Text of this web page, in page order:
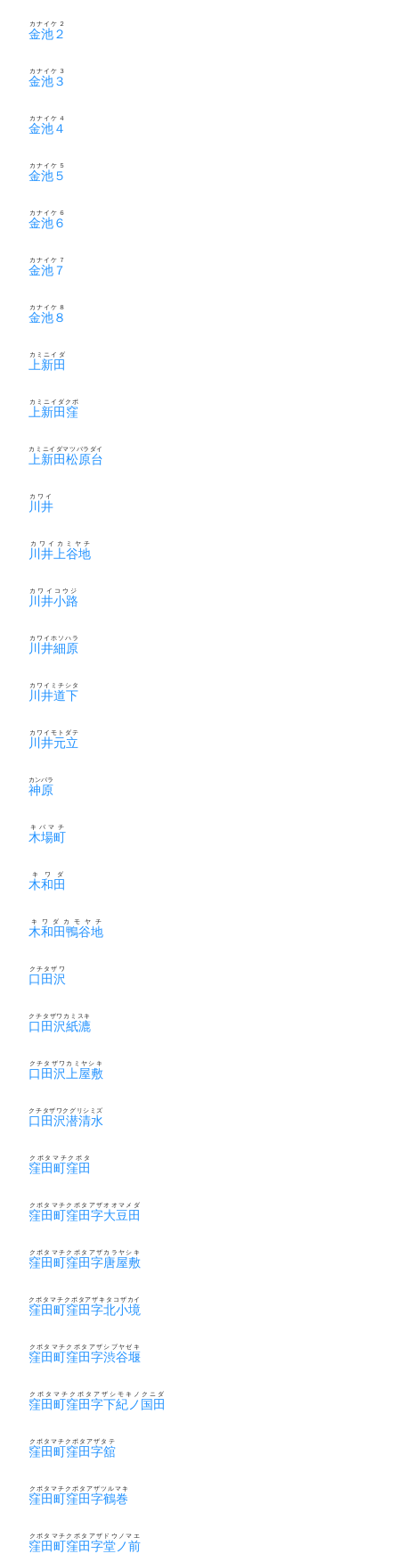
金池２
カナイケ２
金池３
カナイケ３
金池４
カナイケ４
金池５
カナイケ５
金池６
カナイケ６
金池７
カナイケ７
金池８
カナイケ８
上新田
カミニイダ
上新田窪
カミニイダクボ
上新田松原台
カミニイダマツバラダイ
川井
カワイ
川井上谷地
カワイカミヤチ
川井小路
カワイコウジ
川井細原
カワイホソハラ
川井道下
カワイミチシタ
川井元立
カワイモトダテ
神原
カンバラ
木場町
キバマチ
木和田
キワダ
木和田鴨谷地
キワダカモヤチ
口田沢
クチタザワ
口田沢紙漉
クチタザワカミスキ
口田沢上屋敷
クチタザワカミヤシキ
口田沢潜清水
クチタザワクグリシミズ
窪田町窪田
クボタマチクボタ
窪田町窪田字大豆田
クボタマチクボタアザオオマメダ
窪田町窪田字唐屋敷
クボタマチクボタアザカラヤシキ
窪田町窪田字北小境
クボタマチクボタアザキタコザカイ
窪田町窪田字渋谷堰
クボタマチクボタアザシブヤゼキ
窪田町窪田字下紀ノ国田
クボタマチクボタアザシモキノクニダ
窪田町窪田字舘
クボタマチクボタアザタテ
窪田町窪田字鶴巻
クボタマチクボタアザツルマキ
窪田町窪田字堂ノ前
クボタマチクボタアザドウノマエ